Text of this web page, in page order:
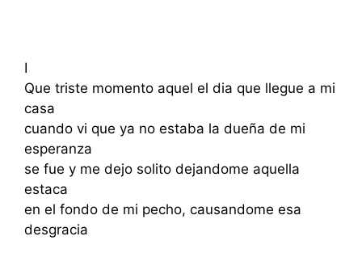
I
Que triste momento aquel el dia que llegue a mi
casa
cuando vi que ya no estaba la dueña de mi
esperanza
se fue y me dejo solito dejandome aquella
estaca
en el fondo de mi pecho, causandome esa
desgracia